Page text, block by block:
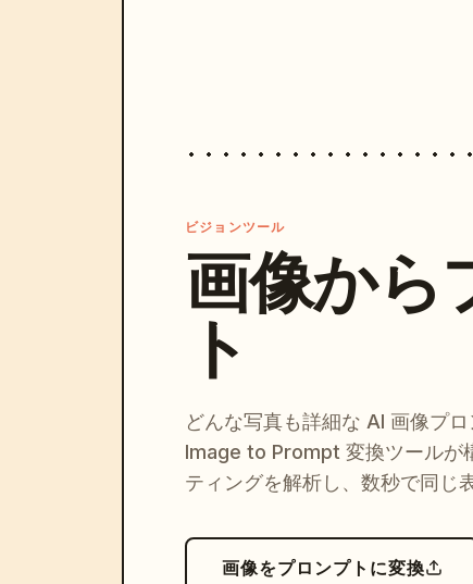
ビジョンツール
画像から
ト
どんな写真も詳細な AI 画像プ
Image to Prompt 変換ツールが
ティングを解析し、数秒で同じ
画像をプロンプトに変換